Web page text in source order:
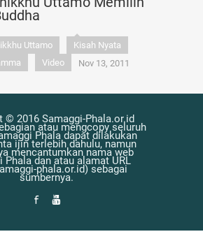
Uttamo
Kisah Nyata
Video Nov 13, 2011
© 2016 Samaggi-Phala.or.id
atau mengcopy seluruh
Phala dapat dilakukan
ijin terlebih dahulu, namun
mencantumkan nama web
Phala dan atau alamat URL
phala.or.id) sebagai
sumbernya.